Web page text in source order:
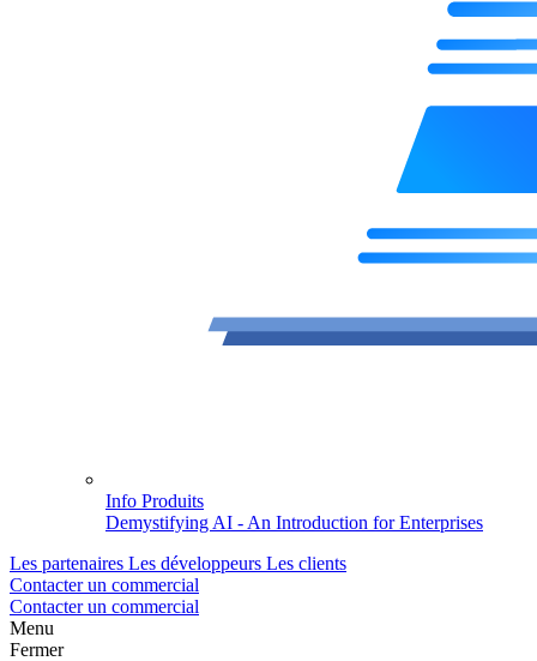
Info Produits
Demystifying AI - An Introduction for Enterprises
Les partenaires Les développeurs Les clients
Contacter un commercial
Contacter un commercial
Menu
Fermer